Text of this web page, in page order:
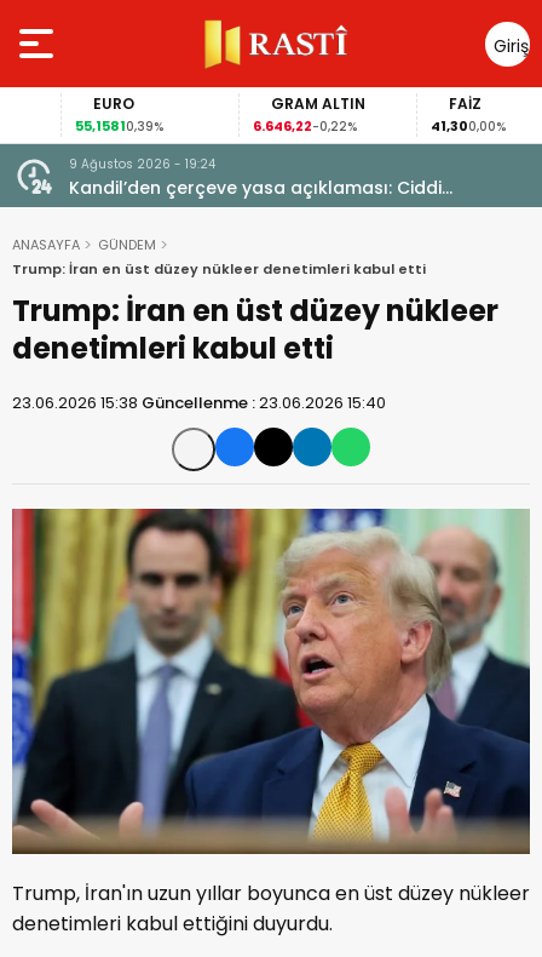
Giriş
Yap
EURO
55,15810,39%
GRAM ALTIN
6.646,22-0,22%
FAİZ
41,300,00%
9 Ağustos 2026 - 19:24
Kandil’den çerçeve yasa açıklaması: Ciddi
yetersizlikler var
ANASAYFA
GÜNDEM
Trump: İran en üst düzey nükleer denetimleri kabul etti
Trump: İran en üst düzey nükleer
denetimleri kabul etti
23.06.2026 15:38 Güncellenme :23.06.2026 15:40
Trump, İran'ın uzun yıllar boyunca en üst düzey nükleer
denetimleri kabul ettiğini duyurdu.